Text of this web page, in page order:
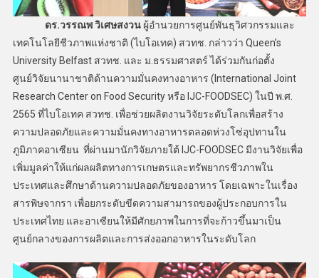
ดร.วรรณพ วิเศษสงวนผู้อำนวยการศูนย์พันธุวิศวกรรมและ
เทคโนโลยีชีวภาพแห่งชาติ (ไบโอเทค) สวทช. กล่าวว่า Queen’s
University Belfast สวทช. และ ม.ธรรมศาสตร์ ได้ร่วมกันก่อตั้ง
ศูนย์วิจัยนานาชาติด้านความมั่นคงทางอาหาร (International Joint
Research Center on Food Security หรือ IJC-FOODSEC) ในปี พ.ศ.
2565 ที่ไบโอเทค สวทช. เพื่อช่วยผลิตงานวิจัยระดับโลกเพื่อสร้าง
ความปลอดภัยและความมั่นคงทางอาหารตลอดห่วงโซ่อุปทานใน
ภูมิภาคอาเซียน ที่ผ่านมานักวิจัยภายใต้ IJC-FOODSEC มีงานวิจัยเพื่อ
เพิ่มมูลค่าให้แก่ผลผลิตทางการเกษตรและทรัพยากรชีวภาพใน
ประเทศและศึกษาด้านความปลอดภัยของอาหาร โดยเฉพาะในเรื่อง
สารพิษจากรา เพื่อยกระดับขีดความสามารถของผู้ประกอบการใน
ประเทศไทย และอาเซียนให้มีศักยภาพในการที่จะก้าวขึ้นมาเป็น
ศูนย์กลางของการผลิตและการส่งออกอาหารในระดับโลก